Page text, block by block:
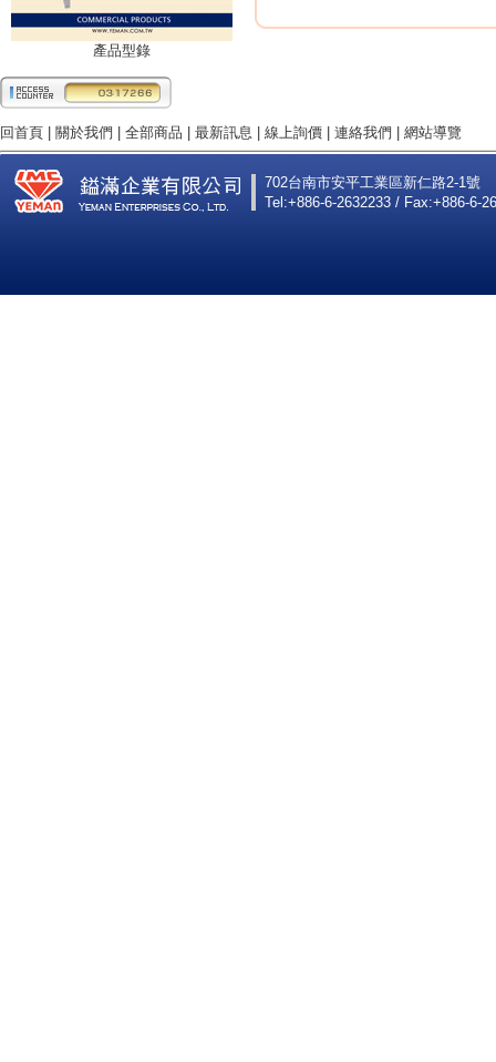
產品型錄
回首頁 | 關於我們 | 全部商品 | 最新訊息 | 線上詢價 | 連絡我們 | 網站導覽
702台南市安平工業區新仁路2-1號
Tel:+886-6-2632233 / Fax:+886-6-